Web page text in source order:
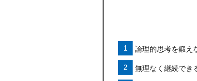
論理的思考を鍛え
無理なく継続でき